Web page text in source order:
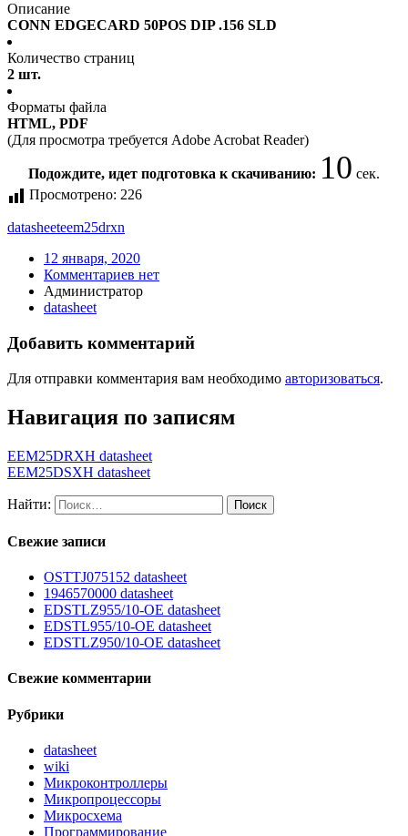
Описание
CONN EDGECARD 50POS DIP .156 SLD
Количество страниц
2 шт.
Форматы файла
HTML, PDF
(Для просмотра требуется Adobe Acrobat Reader)
Подождите, идет подготовка к скачиванию:9сек.
Просмотрено: 226
datasheeteem25drxn
12 января, 2020
Комментариев нет
Администратор
datasheet
Добавить комментарий
Для отправки комментария вам необходимо авторизоваться.
Навигация по записям
EEM25DRXH datasheet
EEM25DSXH datasheet
Найти:
Свежие записи
OSTTJ075152 datasheet
1946570000 datasheet
EDSTLZ955/10-OE datasheet
EDSTL955/10-OE datasheet
EDSTLZ950/10-OE datasheet
Свежие комментарии
Рубрики
datasheet
wiki
Микроконтроллеры
Микропроцессоры
Микросхема
Программирование